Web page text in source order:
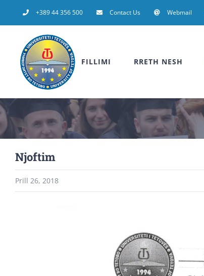
to
+389 44 356 500 Contact Us Webmail
FILLIMI RRETH NESH
Njoftim
Prill 26, 2018